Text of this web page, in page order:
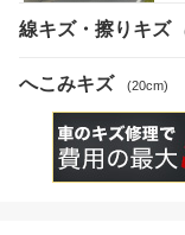
線キズ・擦りキズ
へこみキズ (20cm)